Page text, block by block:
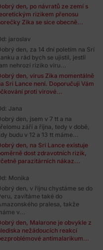
den, po návratů ze zemí s
rizikem přenosu
Zika se sice obecně...
jaroslav
den, za 14 dní poletím na Srí
a rád bych se ujistil, jestli
nehrozí riziko viru...
den, virus Zika momentálně
Sri Lance není. Doporučuji Vám
proti virové...
Jana
den, jsem v 7 tt a na
září a října, tedy v době,
budu v 12 a 13 tt máme...
den, na Sri Lance existuje
dost zdravotních rizik,
parazitárních nákaz...
Monika
den, v říjnu chystáme se do
zavítáme také do
pralesa, takže
v...
den, Malarone je obvykle z
nežádoucích reakcí
antimalarikum...